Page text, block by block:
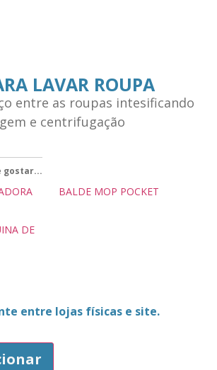
LAVAR ROUPA
entre as roupas intesificando
e centrifugação
gostar...
BALDE MOP POCKET
DE
entre lojas físicas e site.